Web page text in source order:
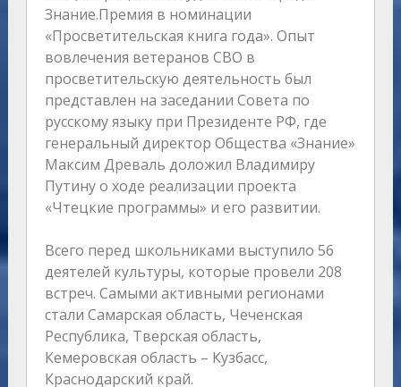
Знание.Премия в номинации
«Просветительская книга года». Опыт
вовлечения ветеранов СВО в
просветительскую деятельность был
представлен на заседании Совета по
русскому языку при Президенте РФ, где
генеральный директор Общества «Знание»
Максим Древаль доложил Владимиру
Путину о ходе реализации проекта
«Чтецкие программы» и его развитии.
Всего перед школьниками выступило 56
деятелей культуры, которые провели 208
встреч. Самыми активными регионами
стали Самарская область, Чеченская
Республика, Тверская область,
Кемеровская область – Кузбасс,
Краснодарский край.